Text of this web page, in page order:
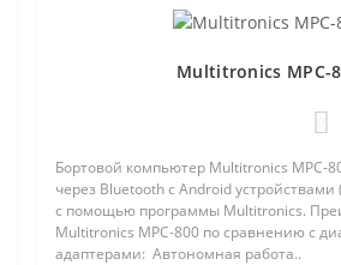
Multitronics MPC-
Бортовой компьютер Multitronics MPC-
через Bluetooth с Android
с помощью программы Multitronics.
Multitronics MPC-800 по сравнению с
адаптерами: Автономная работа..